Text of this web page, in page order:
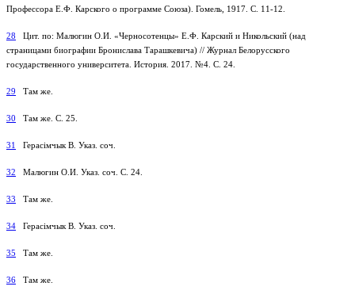
Профессора Е.Ф. Карского о программе Союза). Гомель, 1917. С. 11-12.
28 Цит. по: Малюгин О.И. «Черносотенцы» Е.Ф. Карский и Никольский (над
страницами биографии Бронислава Тарашкевича) // Журнал Белорусского
государственного университета. История. 2017. №4. С. 24.
29 Там же.
30 Там же. С. 25.
31 Герасімчык В. Указ. соч.
32 Малюгин О.И. Указ. соч. С. 24.
33 Там же.
34 Герасімчык В. Указ. соч.
35 Там же.
36 Там же.